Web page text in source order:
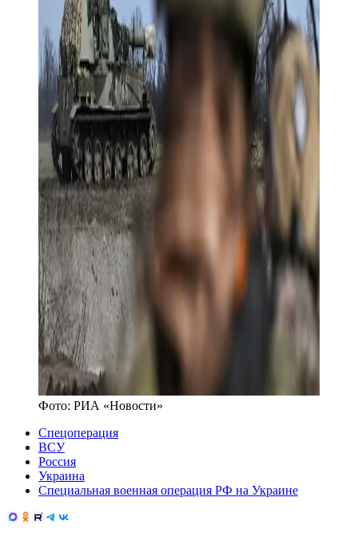
Фото: РИА «Новости»
Спецоперация
ВСУ
Россия
Украина
Специальная военная операция РФ на Украине